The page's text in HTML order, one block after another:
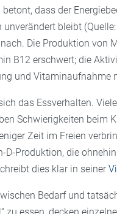
dass der
bleibt (Quelle:
Die Produktion von
B12 erschwert; die
und Vitaminaufnahme
das Essverhalten.
Schwierigkeiten beim
Zeit im Freien
D-Produktion, die
dies klar in seiner
Bedarf und